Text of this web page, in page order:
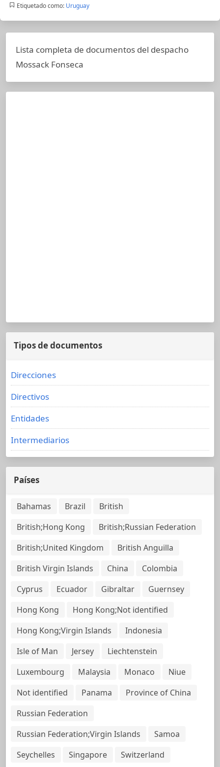
Etiquetado como: Uruguay
Lista completa de documentos del despacho
Mossack Fonseca
Tipos de documentos
Direcciones
Directivos
Entidades
Intermediarios
Países
Bahamas Brazil
British
British;Hong Kong
British;Russian Federation
British;United Kingdom
British Anguilla
British Virgin Islands
China
Colombia
Cyprus
Ecuador Gibraltar
Guernsey
Hong Kong
Hong Kong;Not identified
Hong Kong;Virgin Islands
Indonesia
Isle of Man
Jersey
Liechtenstein
Luxembourg
Malaysia Monaco
Niue
Not identified
Panama
Province of China
Russian Federation
Russian Federation;Virgin Islands
Samoa
Seychelles
Singapore Switzerland